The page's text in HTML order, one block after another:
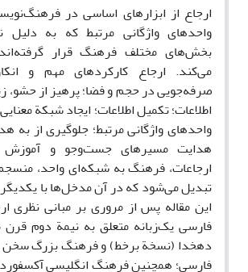
ارجاع از ابزارهای اساسی در
واحدهای واژگانی مرتبط که به دلیل
بخش‌های مختلف فرهنگ قرار
می‌کند. ارجاع کارکردهای مهم و
صرفه‌جویی در حجم و فضا؛ پرهیز از حشو،
اطلاعات؛ تکمیل اطلاعات؛ ایجاد شبکة
واحدهای واژگانی مرتبط؛ جلوگیری از به
هدایت مسیرهای جست‌وجو و آموزش
ارجاعات، فرهنگ به شبکه‌ای واحد،
تبدیل می‌شود که در آن مدخل‌ها با یکدیگر
این مقاله پس از مروری بر مبانی نظری
فارسی یک‌زبانه متعلق به نیمة دوم قرن
دهخدا (نسخة برخط) و فرهنگ بزرگ
فارسی؛ همچنین فرهنگ انگلیسی